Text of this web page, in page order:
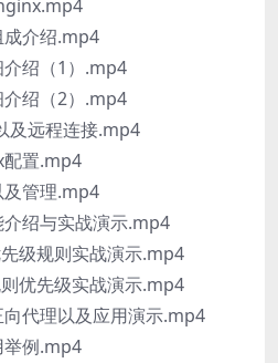
介绍.mp4
绍（1）.mp4
绍（2）.mp4
及远程连接.mp4
配置.mp4
管理.mp4
绍与实战演示.mp4
级规则实战演示.mp4
优先级实战演示.mp4
代理以及应用演示.mp4
举例.mp4